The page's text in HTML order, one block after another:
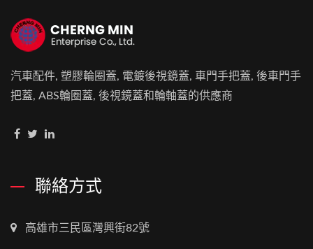
汽車配件, 塑膠輪圈蓋, 電鍍後視鏡蓋, 車門手把蓋, 後車門手
把蓋, ABS輪圈蓋, 後視鏡蓋和輪軸蓋的供應商
聯絡方式
高雄市三民區灣興街82號